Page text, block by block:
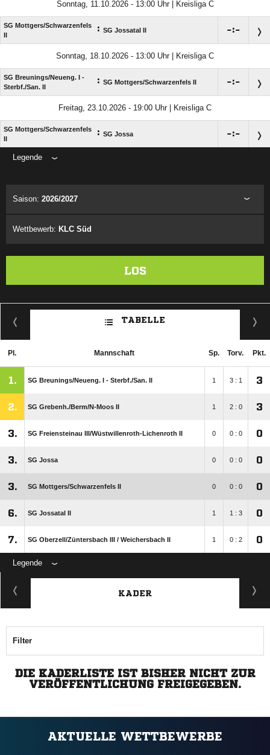
Sonntag, 11.10.2026 - 13:00 Uhr | Kreisliga C
SG Mottgers/​Schwarzenfels
: SG Jossatal II :
Sonntag, 18.10.2026 - 13:00 Uhr | Kreisliga C
SG Breunings/​Neueng. I -
Sterbf./​San. II
: SG Mottgers/​Schwarzenfels II :
Freitag, 23.10.2026 - 19:00 Uhr | Kreisliga C
SG Mottgers/​Schwarzenfels
: SG Jossa :
Legende
Saison: 2026/2027
Wettbewerb: KLC Süd
LOS
TABELLE
Pl. Mannschaft Sp. Torv. Pkt.
1. SG Breunings/​Neueng. I - Sterbf./​San. II 1 3 : 1 3
2. SG Grebenh./​Berm/​N-Moos II 1 2 : 0 3
3. SG Freiensteinau III/​Wüstwillenroth-Lichenroth II 0 0 : 0 0
3. SG Jossa 0 0 : 0 0
3. SG Mottgers/​Schwarzenfels II 0 0 : 0 0
6. SG Jossatal II 1 1 : 3 0
7. SG Oberzell/​Züntersbach III /​ Weichersbach II 1 0 : 2 0
Legende
KADER
Filter
DIE KADERLISTE IST BISHER NICHT ZUR
VERÖFFENTLICHUNG FREIGEGEBEN.
AKTUELLE WETTBEWERBE